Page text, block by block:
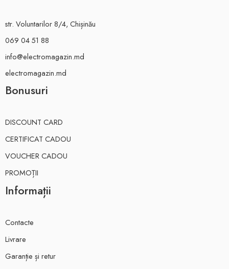
str. Voluntarilor 8/4, Chișinău
069 04 51 88
info@electromagazin.md
electromagazin.md
Bonusuri
DISCOUNT CARD
CERTIFICAT CADOU
VOUCHER CADOU
PROMOȚII
Informații
Contacte
Livrare
Garanție și retur